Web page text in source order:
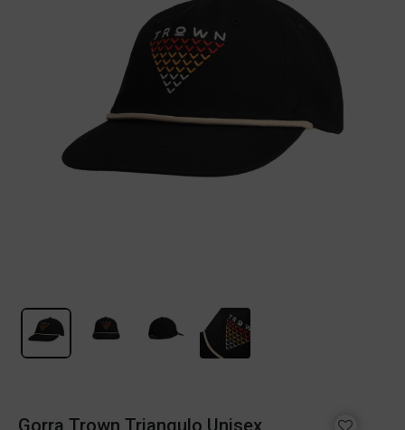
Gorra Trown Triangulo Unisex